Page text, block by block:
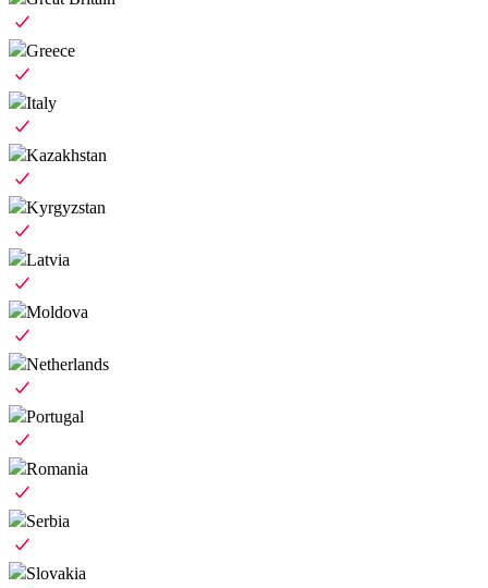
Greece
Italy
Kazakhstan
Kyrgyzstan
Latvia
Moldova
Netherlands
Portugal
Romania
Serbia
Slovakia